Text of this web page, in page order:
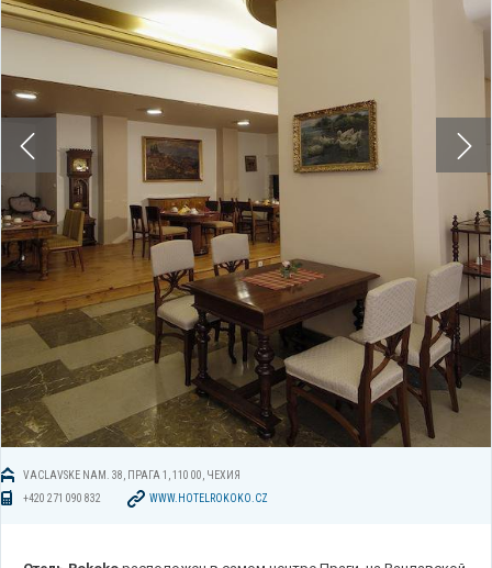
VACLAVSKE NAM. 38, ПРАГА 1, 110 00, ЧЕХИЯ
+420 271 090 832
WWW.HOTELROKOKO.CZ